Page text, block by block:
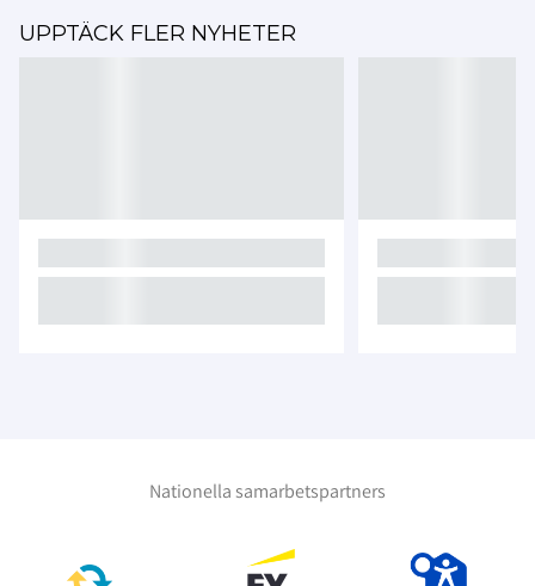
UPPTÄCK FLER NYHETER
Nationella samarbetspartners